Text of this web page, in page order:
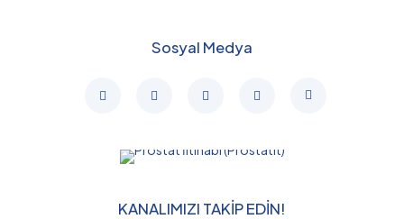
Sosyal Medya
KANALIMIZI TAKİP EDİN!